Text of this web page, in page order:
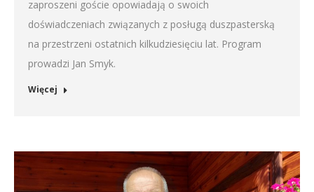
zaproszeni goście opowiadają o swoich
doświadczeniach związanych z posługą duszpasterską
na przestrzeni ostatnich kilkudziesięciu lat. Program
prowadzi Jan Smyk.
Więcej